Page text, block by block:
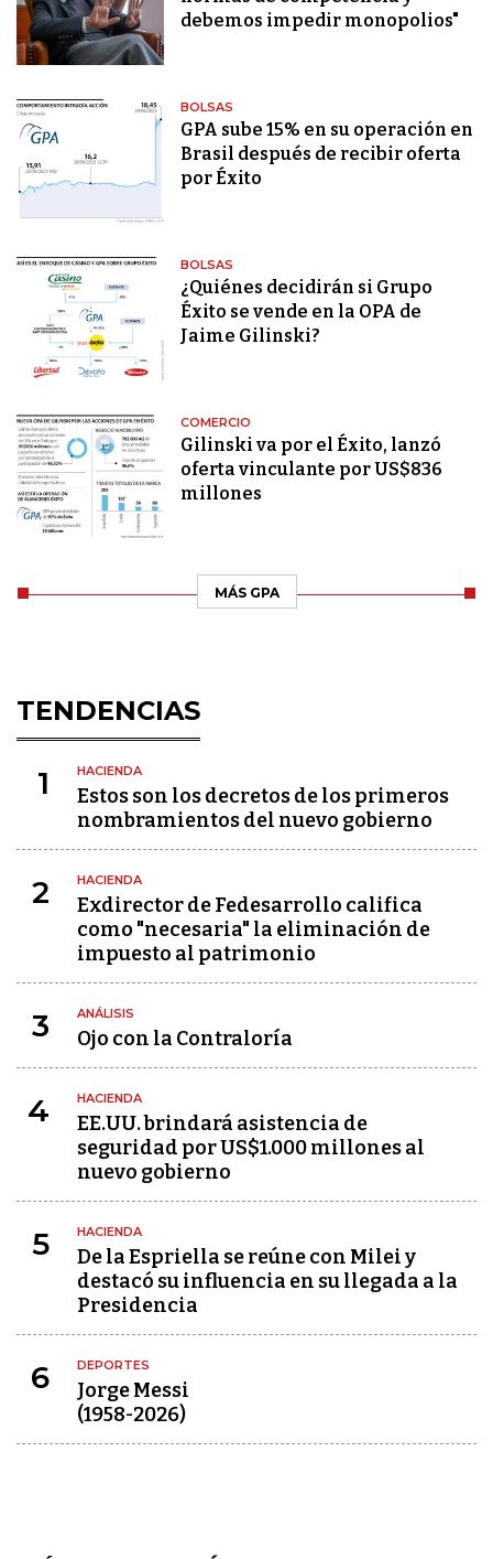
debemos impedir monopolios"
BOLSAS
GPA sube 15% en su operación en
Brasil después de recibir oferta
por Éxito
BOLSAS
¿Quiénes decidirán si Grupo
Éxito se vende en la OPA de
Jaime Gilinski?
COMERCIO
Gilinski va por el Éxito, lanzó
oferta vinculante por US$836
millones
MÁS GPA
TENDENCIAS
1 HACIENDA
Estos son los decretos de los primeros
nombramientos del nuevo gobierno
2 HACIENDA
Exdirector de Fedesarrollo califica
como "necesaria" la eliminación de
impuesto al patrimonio
3 ANÁLISIS
Ojo con la Contraloría
4 HACIENDA
EE.UU. brindará asistencia de
seguridad por US$1.000 millones al
nuevo gobierno
5 HACIENDA
De la Espriella se reúne con Milei y
destacó su influencia en su llegada a la
Presidencia
6 DEPORTES
Jorge Messi
(1958-2026)